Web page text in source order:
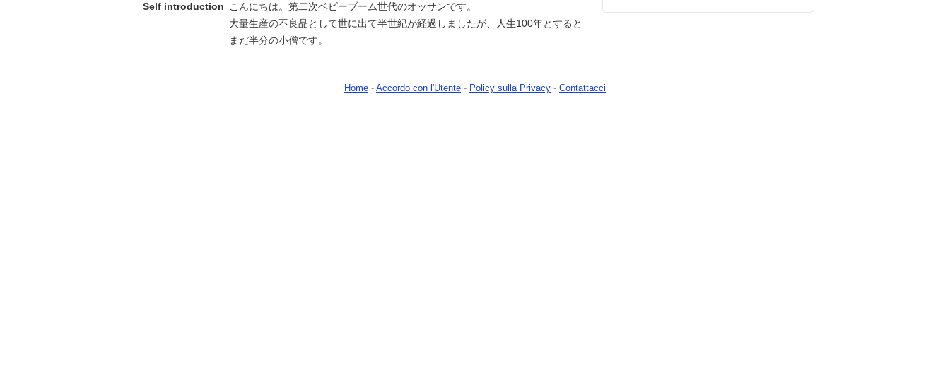
Self introduction こんにちは。第二次ベビーブーム世代のオッサンです。
大量生産の不良品として世に出て半世紀が経過しましたが、人生100年とすると
まだ半分の小僧です。
Home - Accordo con l'Utente - Policy sulla Privacy - Contattacci